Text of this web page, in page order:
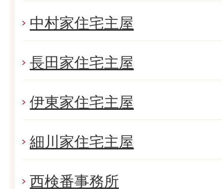
中村家住宅主屋
長田家住宅主屋
伊東家住宅主屋
細川家住宅主屋
西検番事務所